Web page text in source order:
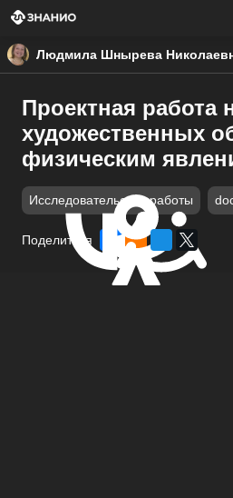
Людмила Шнырева
Проектная работа
художественных
физическим
Исследовательские работы
Поделиться